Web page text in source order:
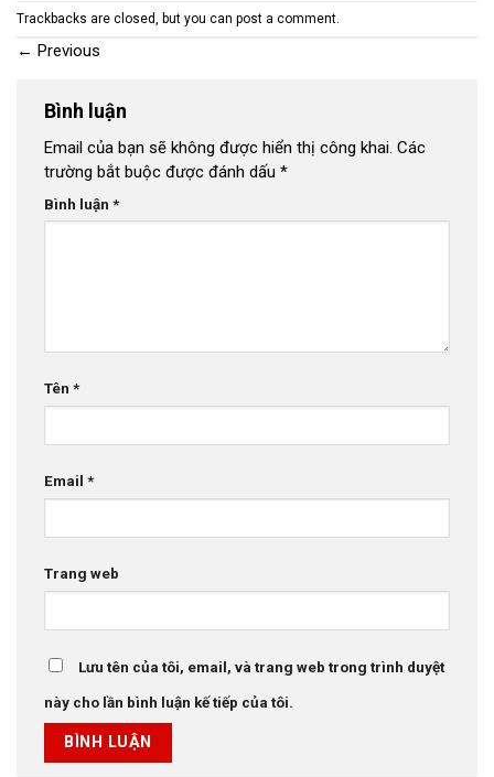
Trackbacks are closed, but you can post a comment.
← Previous
Bình luận
Email của bạn sẽ không được hiển thị công khai. Các
trường bắt buộc được đánh dấu *
Bình luận *
Tên *
Email *
Trang web
Lưu tên của tôi, email, và trang web trong trình duyệt
này cho lần bình luận kế tiếp của tôi.